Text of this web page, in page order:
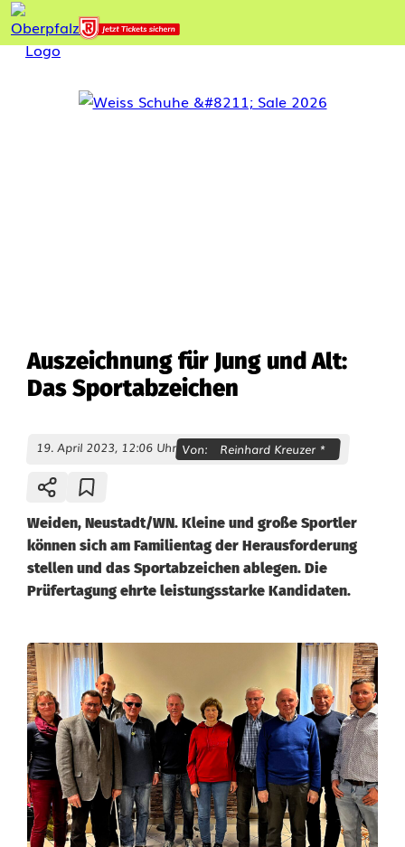
Auszeichnung für Jung und Alt:
Das Sportabzeichen
19. April 2023, 12:06 Uhr Von: Reinhard Kreuzer *
Weiden, Neustadt/WN. Kleine und große Sportler
können sich am Familientag der Herausforderung
stellen und das Sportabzeichen ablegen. Die
Prüfertagung ehrte leistungsstarke Kandidaten.
A
u
s
z
e
i